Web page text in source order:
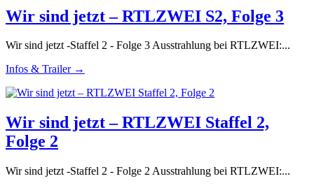
Wir sind jetzt – RTLZWEI S2, Folge 3
Wir sind jetzt -Staffel 2 - Folge 3 Ausstrahlung bei RTLZWEI:...
Infos & Trailer →
Wir sind jetzt – RTLZWEI Staffel 2,
Folge 2
Wir sind jetzt -Staffel 2 - Folge 2 Ausstrahlung bei RTLZWEI:...